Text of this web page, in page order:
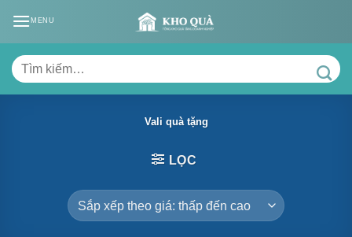
MENU
Tìm
kiếm:
Vali quà tặng
LỌC